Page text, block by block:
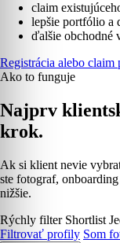
claim
lepšie portfólio a
ďalšie obchodné
Registrácia alebo claim
Ako to funguje
Najprv
krok.
Ak si klient nevie
ste fotograf,
nižšie.
Rýchly filter Shortlist
Filtrovať profily Som